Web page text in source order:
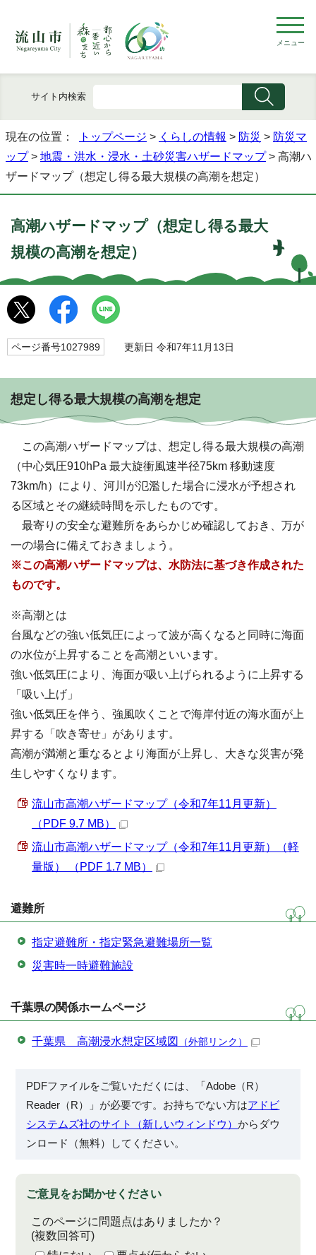
メニュー
サイト内検索
現在の位置： トップページ > くらしの情報 > 防災 > 防災マ
ップ > 地震・洪水・浸水・土砂災害ハザードマップ > 高潮ハ
ザードマップ（想定し得る最大規模の高潮を想定）
高潮ハザードマップ（想定し得る最大
規模の高潮を想定）
ページ番号1027989 更新日 令和7年11月13日
想定し得る最大規模の高潮を想定
この高潮ハザードマップは、想定し得る最大規模の高潮
（中心気圧910hPa 最大旋衝風速半径75km 移動速度
73km/h）により、河川が氾濫した場合に浸水が予想され
る区域とその継続時間を示したものです。
最寄りの安全な避難所をあらかじめ確認しておき、万が
一の場合に備えておきましょう。
※この高潮ハザードマップは、水防法に基づき作成された
ものです。
※高潮とは
台風などの強い低気圧によって波が高くなると同時に海面
の水位が上昇することを高潮といいます。
強い低気圧により、海面が吸い上げられるように上昇する
「吸い上げ」
強い低気圧を伴う、強風吹くことで海岸付近の海水面が上
昇する「吹き寄せ」があります。
高潮が満潮と重なるとより海面が上昇し、大きな災害が発
生しやすくなります。
流山市高潮ハザードマップ（令和7年11月更新）
（PDF 9.7 MB）
流山市高潮ハザードマップ（令和7年11月更新）（軽
量版） （PDF 1.7 MB）
避難所
指定避難所・指定緊急避難場所一覧
災害時一時避難施設
千葉県の関係ホームページ
千葉県 高潮浸水想定区域図 （外部リンク）
PDFファイルをご覧いただくには、「Adobe（R）
Reader（R）」が必要です。お持ちでない方はアドビ
システムズ社のサイト（新しいウィンドウ）からダウ
ンロード（無料）してください。
ご意見をお聞かせください
このページに問題点はありましたか？
(複数回答可)